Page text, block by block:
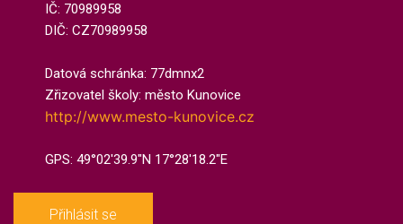
IČ: 70989958
DIČ: CZ70989958
Datová schránka: 77dmnx2​
Zřizovatel školy: město Kunovice
http://www.mesto-kunovice.cz
GPS: 49°02'39.9"N 17°28'18.2"E
Přihlásit se